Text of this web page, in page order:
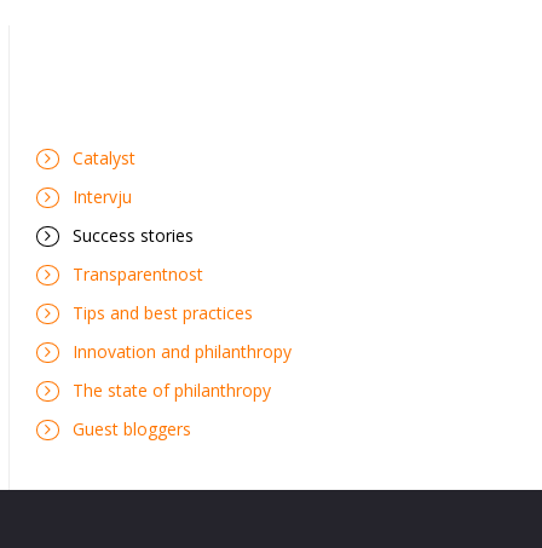
Catalyst
Intervju
Success stories
Transparentnost
Tips and best practices
Innovation and philanthropy
The state of philanthropy
Guest bloggers